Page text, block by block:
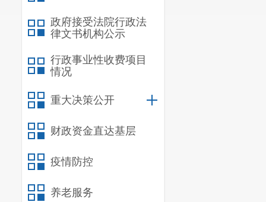
政府接受法院行政法
律文书机构公示
行政事业性收费项目
情况
重大决策公开
财政资金直达基层
疫情防控
养老服务